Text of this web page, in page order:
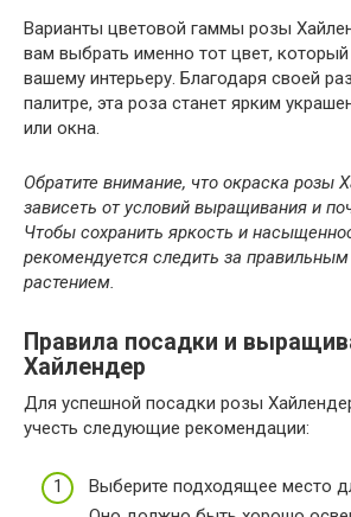
Варианты цветовой гаммы розы
вам выбрать именно тот цвет,
вашему интерьеру. Благодаря своей
палитре, эта роза станет ярким
или окна.
Обратите внимание, что окраска розы
зависеть от условий выращивания и
Чтобы сохранить яркость и
рекомендуется следить за
растением.
Правила посадки и
Хайлендер
Для успешной посадки розы
учесть следующие рекомендации:
Выберите подходящее место